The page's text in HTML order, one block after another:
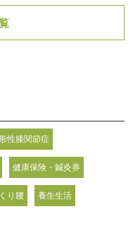
性膝関節症
健康保険・鍼灸券
り腰 養生生活